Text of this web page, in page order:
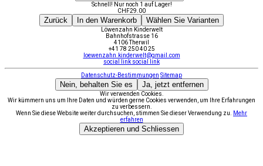
Schnell! Nur noch 1 auf Lager!
CHF29.00
Zurück In den Warenkorb Wählen Sie Varianten
Löwenzahn Kinderwelt
Bahnhofstrasse 16
4106 Therwil
+41 78 250 40 25
loewenzahn.kinderwelt@gmail.com
social link social link
Datenschutz-Bestimmungen Sitemap
Nein, behalten Sie es Ja, jetzt entfernen
Wir verwenden Cookies.
Wir kümmern uns um Ihre Daten und würden gerne Cookies verwenden, um Ihre Erfahrungen
zu verbessern.
Wenn Sie diese Website weiter durchsuchen, stimmen Sie dieser Verwendung zu.
Mehr
erfahren
Akzeptieren und Schliessen